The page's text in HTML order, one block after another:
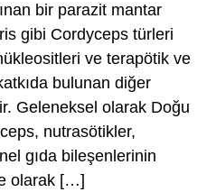
bir parazit mantar
gibi Cordyceps türleri
ve terapötik ve
bulunan diğer
Geleneksel olarak Doğu
nutrasötikler,
gıda bileşenlerinin
olarak […]